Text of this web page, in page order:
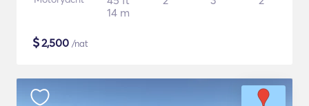
14 m
$2,500 /nat